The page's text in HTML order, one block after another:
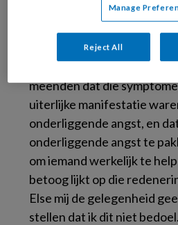
georiënteerde psychiaters
neergekeken op de
best deed zo goed
welke symptomen iemand
meenden dat die
uiterlijke manifestatie
onderliggende angst, en
onderliggende angst te
om iemand werkelijk te
betoog lijkt op die
Else mij de gelegenheid
stellen dat ik dit niet
Manage
Reject All